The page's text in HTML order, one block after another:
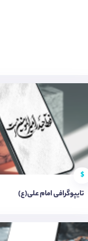
$
تایپوگرافی امام علی(ع)